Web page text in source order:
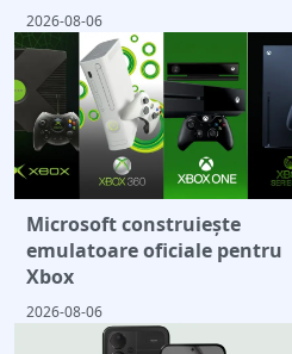
2026-08-06
Microsoft construiește
emulatoare oficiale pentru
Xbox
2026-08-06